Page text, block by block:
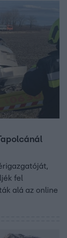
fel
alá az online